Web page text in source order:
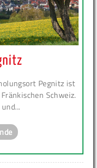
Pegnitz ist
Schweiz.